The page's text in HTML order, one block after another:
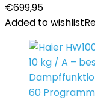
€699,95
Added to wishlist